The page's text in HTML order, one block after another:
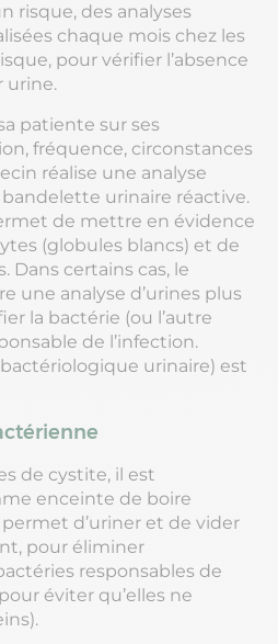
risque, des analyses
chaque mois chez les
pour vérifier l’absence
urine.
patiente sur ses
fréquence, circonstances
réalise une analyse
bandelette urinaire réactive.
de mettre en évidence
(globules blancs) et de
Dans certains cas, le
une analyse d’urines plus
la bactérie (ou l’autre
de l’infection.
urinaire) est
de cystite, il est
enceinte de boire
permet d’uriner et de vider
pour éliminer
responsables de
éviter qu’elles ne